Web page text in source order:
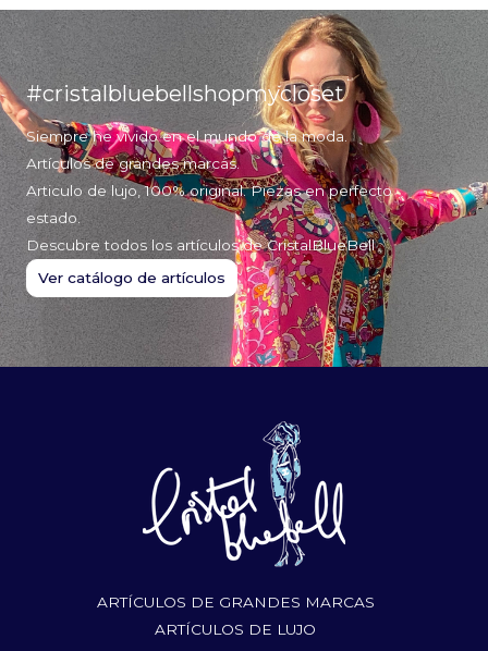
#cristalbluebellshopmycloset
Siempre he vivido en el mundo de la moda.
Artículos de grandes marcas.
Articulo de lujo, 100% original. Piezas en perfecto
estado.
Descubre todos los artículos de CristalBlueBell
Ver catálogo de artículos
ARTÍCULOS DE GRANDES MARCAS
ARTÍCULOS DE LUJO